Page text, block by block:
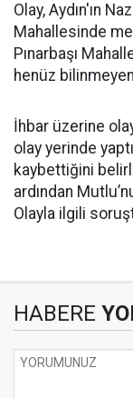
Olay, Aydın'ın
Mahallesinde
Pınarbaşı
henüz
İhbar üzerine
olay yerinde
kaybettiğini
ardından
Olayla ilgili
HABERE